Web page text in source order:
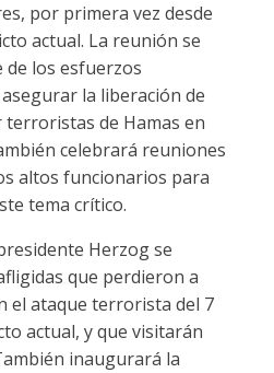
por primera vez desde
actual. La reunión se
de los esfuerzos
la liberación de
de Hamas en
celebrará reuniones
altos funcionarios para
tema crítico.
Herzog se
que perdieron a
el ataque terrorista del 7
actual, y que visitarán
inaugurará la